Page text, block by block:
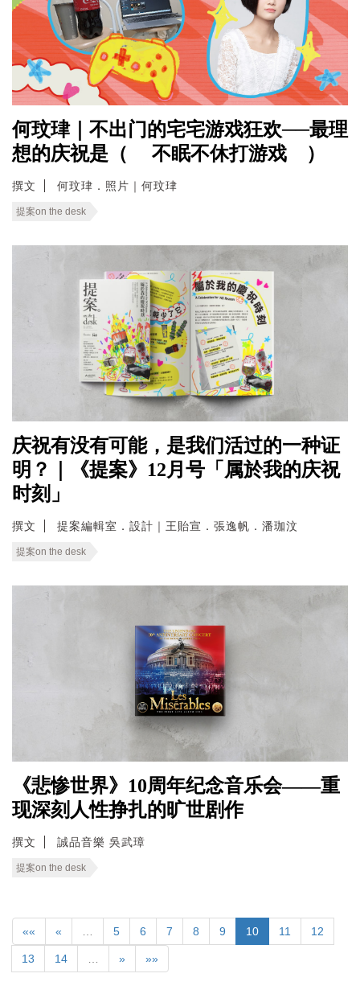
何玟珒｜不出门的宅宅游戏狂欢──最理
想的庆祝是（ 不眠不休打游戏 ）
撰文 何玟珒．照片｜何玟珒
提案on the desk
庆祝有没有可能，是我们活过的一种证
明？｜《提案》12月号「属於我的庆祝
时刻」
撰文 提案編輯室．設計｜王貽宣．張逸帆．潘珈汶
提案on the desk
《悲惨世界》10周年纪念音乐会——重
现深刻人性挣扎的旷世剧作
撰文 誠品音樂 吳武璋
提案on the desk
«« « 5 6 7 8 9 10 11 12
13 14 » »»